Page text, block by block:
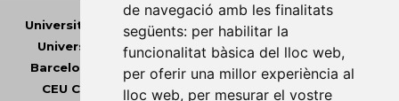
de navegació amb les finalitats
següents: per habilitar la
funcionalitat bàsica del lloc web,
per oferir una millor experiència al
lloc web, per mesurar el vostre
Universitat Abat Oliba CEU •Universitat d'Alacant
Universitat d'Andorra
•
Universitat Autònoma de
Barcelona
Universitat de Barcelona
Universitat
CEU Cardenal Herrera
Universitat de Girona